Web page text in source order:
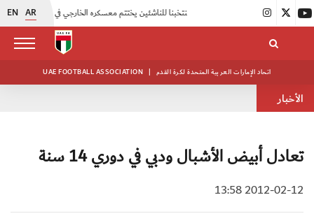
EN AR
اتحاد الكرة يُنظم ورشة عمل للمراقبين المعتمدين |
UAE FOOTBALL ASSOCIATION | اتحاد الإمارات العربية المتحدة لكرة القدم
الأخبار
تعادل أبيض الأشبال ودبي في دوري 14 سنة
2012-02-12 13:58